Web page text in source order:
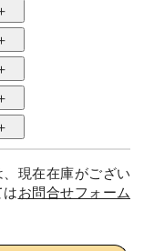
現在在庫がござい
お問合せフォーム